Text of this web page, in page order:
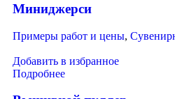
Миниджерси
Примеры работ и цены,
Добавить в избранное
Подробнее